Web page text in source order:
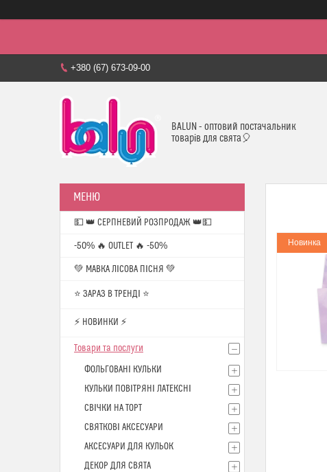
+380 (67) 673-09-00
BALUN - оптовий постачальник
товарів для свята🎈
Новинка
💵 👑 СЕРПНЕВИЙ РОЗПРОДАЖ 👑💵
-50% 🔥 OUTLET 🔥 -50%
💚 МАВКА ЛІСОВА ПІСНЯ 💚
⭐️ ЗАРАЗ В ТРЕНДІ ⭐️
⚡ НОВИНКИ ⚡
Товари та послуги
ФОЛЬГОВАНІ КУЛЬКИ
КУЛЬКИ ПОВІТРЯНІ ЛАТЕКСНІ
СВІЧКИ НА ТОРТ
СВЯТКОВІ АКСЕСУАРИ
АКСЕСУАРИ ДЛЯ КУЛЬОК
ДЕКОР ДЛЯ СВЯТА